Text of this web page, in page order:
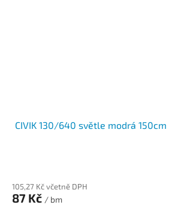
CIVIK 130/640 světle modrá 150cm
105,27 Kč včetně DPH
87 Kč / bm